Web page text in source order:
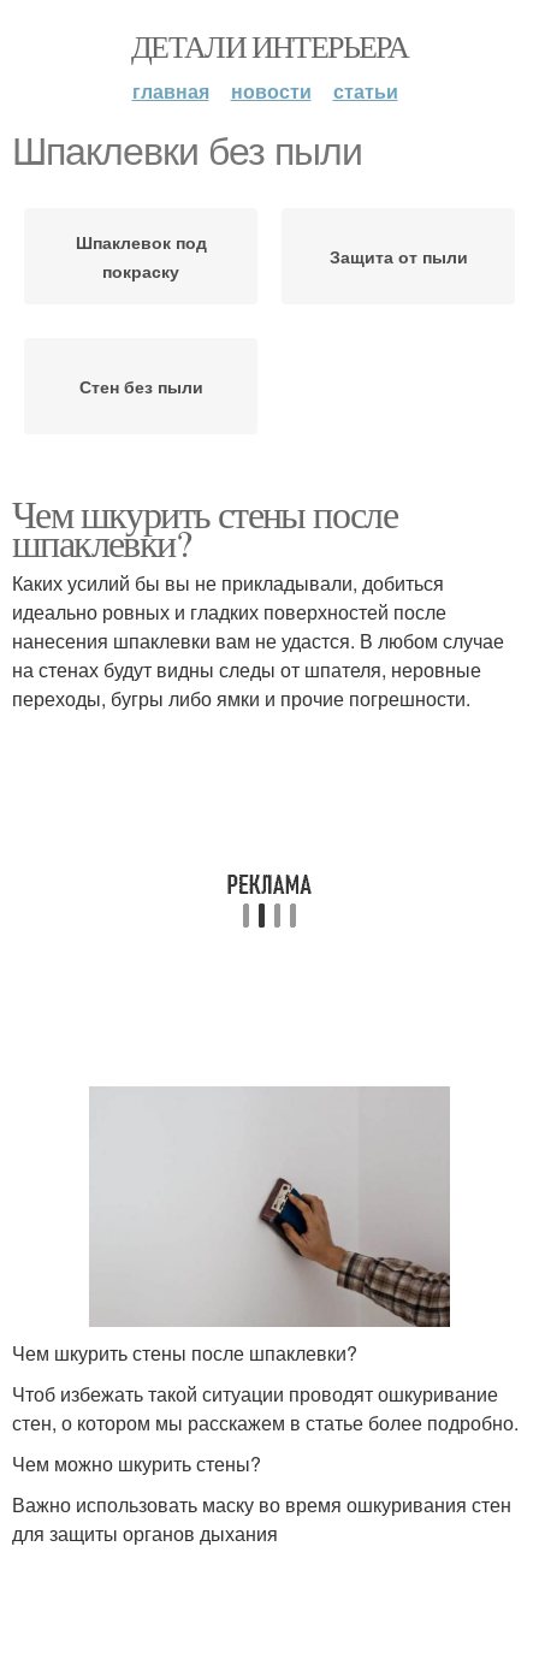
ДЕТАЛИ ИНТЕРЬЕРА
главная новости статьи
Шпаклевки без пыли
Шпаклевок под
покраску
Защита от пыли
Стен без пыли
Чем шкурить стены после
шпаклевки?
Каких усилий бы вы не прикладывали, добиться
идеально ровных и гладких поверхностей после
нанесения шпаклевки вам не удастся. В любом случае
на стенах будут видны следы от шпателя, неровные
переходы, бугры либо ямки и прочие погрешности.
Чем шкурить стены после шпаклевки?
Чтоб избежать такой ситуации проводят ошкуривание
стен, о котором мы расскажем в статье более подробно.
Чем можно шкурить стены?
Важно использовать маску во время ошкуривания стен
для защиты органов дыхания